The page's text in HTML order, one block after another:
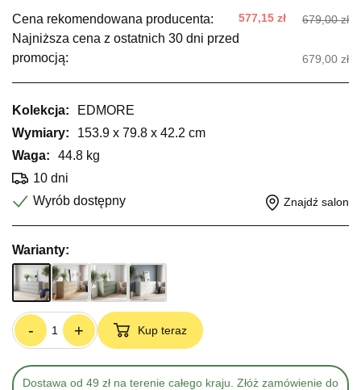
Cena rekomendowana producenta: 577,15 zł 679,00 zł
Najniższa cena z ostatnich 30 dni przed
promocją:
679,00 zł
Kolekcja:
EDMORE
Wymiary:
153.9 x 79.8 x 42.2 cm
Waga:
44.8 kg
10 dni
Wyrób dostępny
Znajdź salon
Warianty:
- + Kup teraz
Dostawa od 49 zł na terenie całego kraju. Złóż zamówienie do